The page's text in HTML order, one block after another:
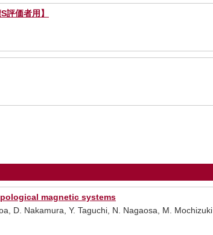
価者用】
magnetic systems
D. Nakamura, Y. Taguchi, N. Nagaosa, M. Mochizuki